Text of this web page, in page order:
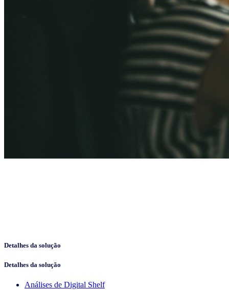
Detalhes da solução
Detalhes da solução
Análises de Digital Shelf